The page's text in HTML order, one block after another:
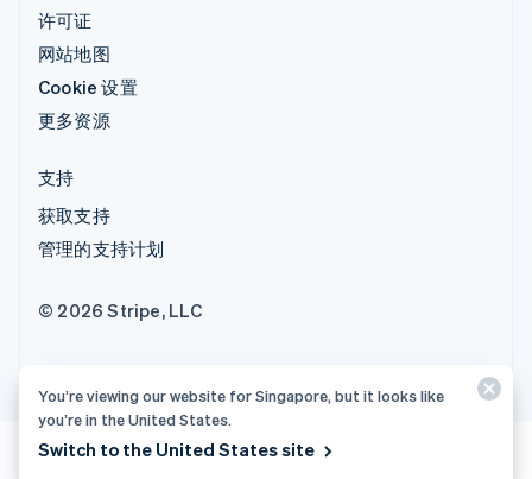
许可证
网站地图
Cookie 设置
更多资源
支持
获取支持
管理的支持计划
© 2026 Stripe, LLC
You’re viewing our website for Singapore, but it looks like
you’re in the United States.
Switch to the United States site